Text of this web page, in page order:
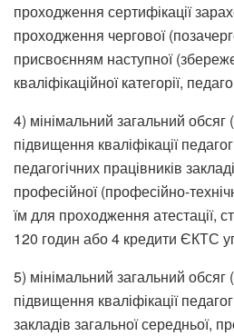
проходження сертифікації
проходження чергової
присвоєнням наступної
кваліфікаційної категорії,
4) мінімальний загальний обсяг
підвищення кваліфікації
педагогічних працівників
професійної (професійно-
їм для проходження атестації,
120 годин або 4 кредити ЄКТС
5) мінімальний загальний обсяг
підвищення кваліфікації
закладів загальної середньої,